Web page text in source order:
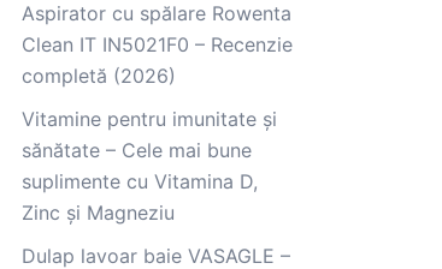
Aspirator cu spălare Rowenta
Clean IT IN5021F0 – Recenzie
completă (2026)
Vitamine pentru imunitate și
sănătate – Cele mai bune
suplimente cu Vitamina D,
Zinc și Magneziu
Dulap lavoar baie VASAGLE –